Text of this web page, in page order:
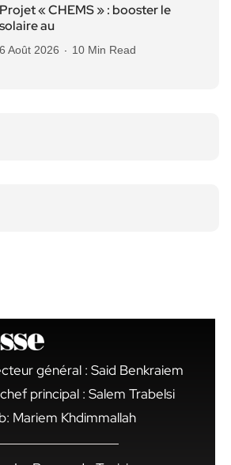
Projet « CHEMS » : booster le
solaire au
6 Août 2026 10 Min Read
général : Said Benkraiem
principal : Salem Trabelsi
Mariem Khdimmallah